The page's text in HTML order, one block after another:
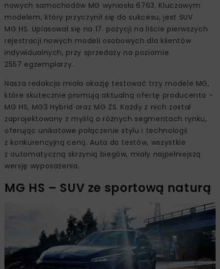
nowych samochodów MG wyniosła 6763. Kluczowym
modelem, który przyczynił się do sukcesu, jest SUV
MG HS. Uplasował się na 17. pozycji na liście pierwszych
rejestracji nowych modeli osobowych dla klientów
indywidualnych, przy sprzedaży na poziomie
2557 egzemplarzy.
Nasza redakcja miała okazję testować trzy modele MG,
które skutecznie promują aktualną ofertę producenta –
MG HS, MG3 Hybrid oraz MG ZS. Każdy z nich został
zaprojektowany z myślą o różnych segmentach rynku,
oferując unikatowe połączenie stylu i technologii
z konkurencyjną ceną. Auta do testów, wszystkie
z automatyczną skrzynią biegów, miały najpełniejszą
wersję wyposażenia.
MG HS – SUV ze sportową naturą